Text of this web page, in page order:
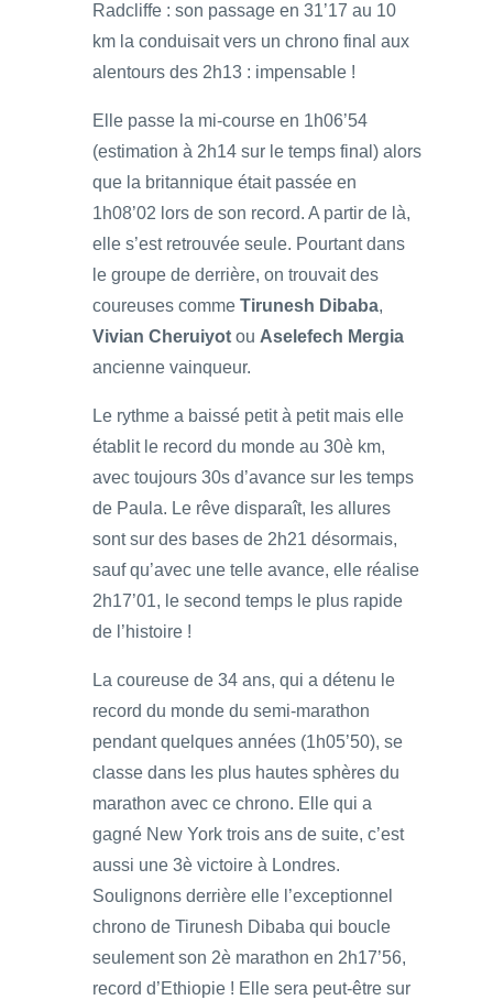
Radcliffe : son passage en 31’17 au 10
km la conduisait vers un chrono final aux
alentours des 2h13 : impensable !
Elle passe la mi-course en 1h06’54
(estimation à 2h14 sur le temps final) alors
que la britannique était passée en
1h08’02 lors de son record. A partir de là,
elle s’est retrouvée seule. Pourtant dans
le groupe de derrière, on trouvait des
coureuses comme Tirunesh Dibaba,
Vivian Cheruiyot ou Aselefech Mergia
ancienne vainqueur.
Le rythme a baissé petit à petit mais elle
établit le record du monde au 30è km,
avec toujours 30s d’avance sur les temps
de Paula. Le rêve disparaît, les allures
sont sur des bases de 2h21 désormais,
sauf qu’avec une telle avance, elle réalise
2h17’01, le second temps le plus rapide
de l’histoire !
La coureuse de 34 ans, qui a détenu le
record du monde du semi-marathon
pendant quelques années (1h05’50), se
classe dans les plus hautes sphères du
marathon avec ce chrono. Elle qui a
gagné New York trois ans de suite, c’est
aussi une 3è victoire à Londres.
Soulignons derrière elle l’exceptionnel
chrono de Tirunesh Dibaba qui boucle
seulement son 2è marathon en 2h17’56,
record d’Ethiopie ! Elle sera peut-être sur